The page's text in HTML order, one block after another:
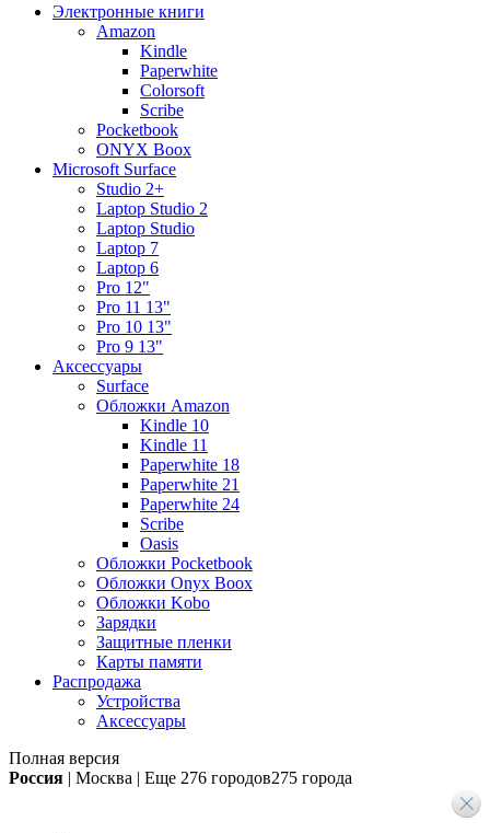
Электронные книги
Amazon
Kindle
Paperwhite
Colorsoft
Scribe
Pocketbook
ONYX Boox
Microsoft Surface
Studio 2+
Laptop Studio 2
Laptop Studio
Laptop 7
Laptop 6
Pro 12"
Pro 11 13"
Pro 10 13"
Pro 9 13"
Аксессуары
Surface
Обложки Amazon
Kindle 10
Kindle 11
Paperwhite 18
Paperwhite 21
Paperwhite 24
Scribe
Oasis
Обложки Pocketbook
Обложки Onyx Boox
Обложки Kobo
Зарядки
Защитные пленки
Карты памяти
Распродажа
Устройства
Аксессуары
Полная версия
Россия | Москва | Еще 276 городов275 города